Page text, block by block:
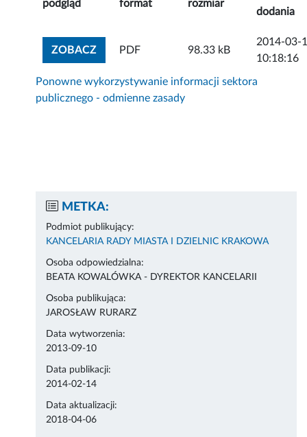
podgląd format rozmiar
dodania
ZOBACZZOBACZ ZAŁĄCZNIK
PDF 98.33 kB
2014-03-
10:18:16
Ponowne wykorzystywanie informacji sektora
publicznego - odmienne zasady
METKA:
Podmiot publikujący:
KANCELARIA RADY MIASTA I DZIELNIC KRAKOWA
Osoba odpowiedzialna:
BEATA KOWALÓWKA - DYREKTOR KANCELARII
Osoba publikująca:
JAROSŁAW RURARZ
Data wytworzenia:
2013-09-10
Data publikacji:
2014-02-14
Data aktualizacji:
2018-04-06